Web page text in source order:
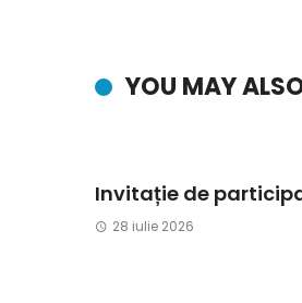
YOU MAY
Invitație de
28 iulie 2026